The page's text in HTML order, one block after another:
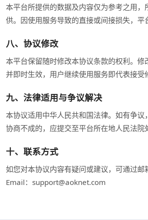
本平台所提供的数据及内容仅为参考之用，
供。因使用服务导致的直接或间接损失，平
八、协议修改
本平台保留随时修改本协议条款的权利。修
并即时生效，用户继续使用服务即代表接受
九、法律适用与争议解决
本协议适用中华人民共和国法律。如有争议
协商不成的，应提交至平台所在地人民法院
十、联系方式
如您对本协议内容有疑问或建议，可通过邮
Email：support@aoknet.com